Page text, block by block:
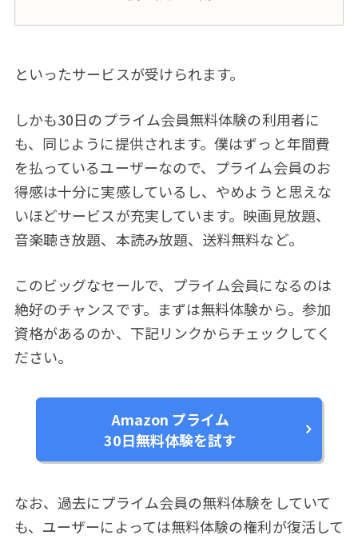
といったサービスが受けられます。
しかも30日のプライム会員無料体験の利用者に
も、同じように提供されます。僕はずっと年間費
を払っているユーザーなので、プライム会員のお
得感は十分に実感しているし、やめようと思えな
いほどサービスが充実しています。映画見放題、
音楽聴き放題、本読み放題、送料無料など。
このビッグなセールで、プライム会員になるのは
絶好のチャンスです。まずは無料体験から。参加
資格があるのか、下記リンクからチェックしてく
ださい。
Amazon プライム
30日無料体験を試す
なお、過去にプライム会員の無料体験をしていて
も、ユーザーによっては無料体験の権利が復活して